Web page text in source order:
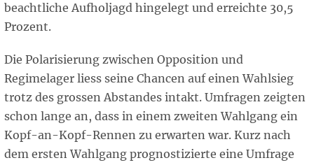
beachtliche Aufholjagd hingelegt und erreichte 30,5
Prozent.
Die Polarisierung zwischen Opposition und
Regimelager liess seine Chancen auf einen Wahlsieg
trotz des grossen Abstandes intakt. Umfragen zeigten
schon lange an, dass in einem zweiten Wahlgang ein
Kopf-an-Kopf-Rennen zu erwarten war. Kurz nach
dem ersten Wahlgang prognostizierte eine Umfrage